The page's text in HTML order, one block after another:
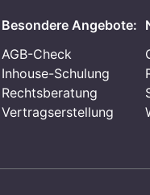
Besondere Angebote:
AGB-Check
Inhouse-Schulung
Rechtsberatung
Vertragserstellung